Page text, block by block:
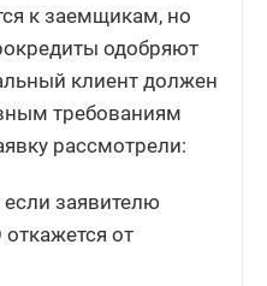
к заемщикам, но
одобряют
клиент должен
требованиям
рассмотрели:
заявителю
от